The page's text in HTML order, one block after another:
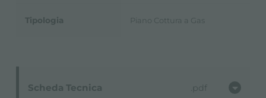
Scheda Tecnica pdf
Tipologia Piano Cottura a Gas